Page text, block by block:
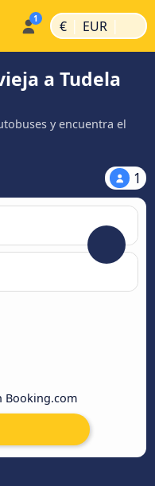
€ | EUR |
a Tudela
y encuentra el
1
Booking.com